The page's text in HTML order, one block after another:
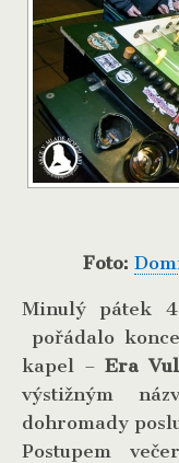
Foto:
Minulý pátek
pořádalo
kapel –Era
výstižným
dohromady
Postupem